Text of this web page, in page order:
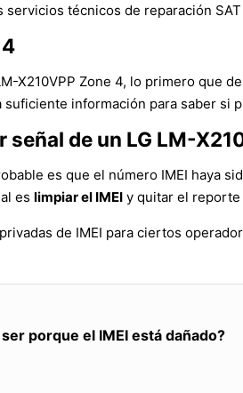
técnicos de reparación
X210VPP Zone 4, lo primero que
información para saber si
de un LG LM-
es que el número IMEI haya
es limpiar el IMEI y quitar el
de IMEI para ciertos
porque el IMEI está dañado?